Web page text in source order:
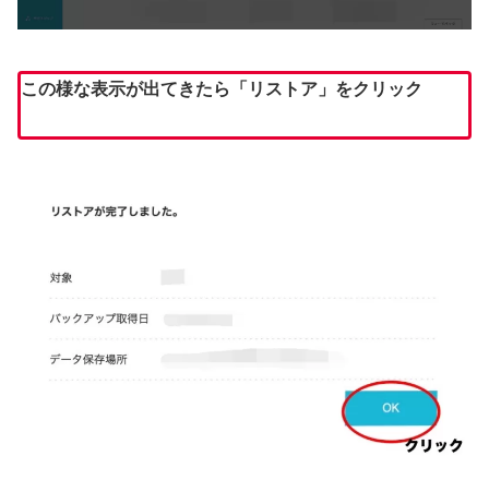
この様な表示が出てきたら「リストア」をクリック